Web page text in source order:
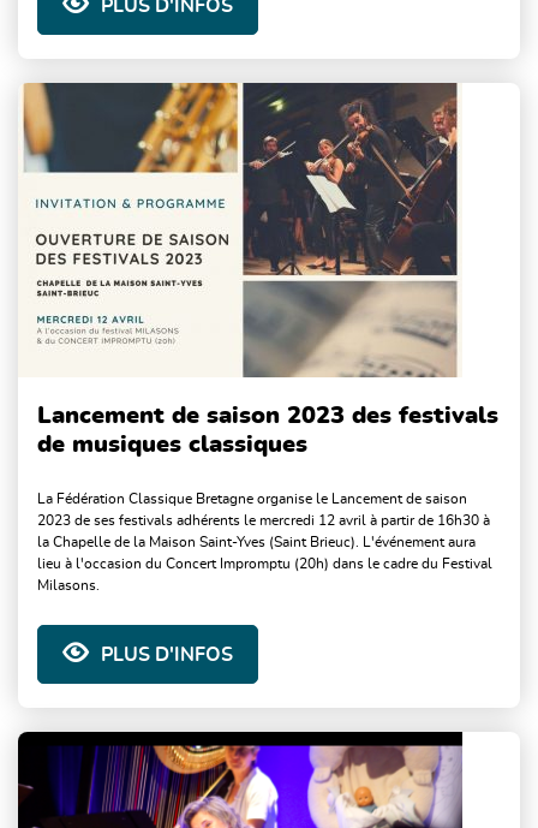
PLUS D'INFOS
Lancement de saison 2023 des festivals
de musiques classiques
La Fédération Classique Bretagne organise le Lancement de saison
2023 de ses festivals adhérents le mercredi 12 avril à partir de 16h30 à
la Chapelle de la Maison Saint-Yves (Saint Brieuc). L'événement aura
lieu à l'occasion du Concert Impromptu (20h) dans le cadre du Festival
Milasons.
PLUS D'INFOS